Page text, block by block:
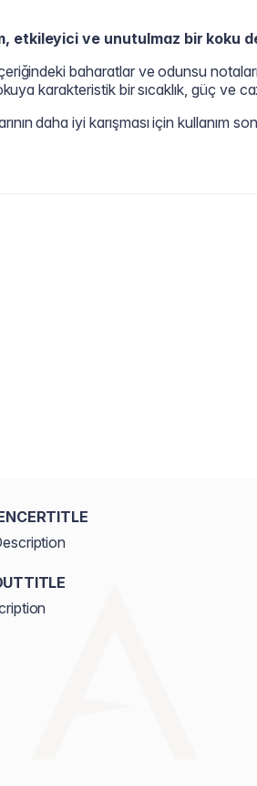
etkileyici ve unutulmaz bir koku
baharatlar ve odunsu
karakteristik bir sıcaklık, güç ve
daha iyi karışması için kullanım